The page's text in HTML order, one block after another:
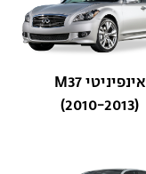
אינפיניטי M37
(2010-2013)